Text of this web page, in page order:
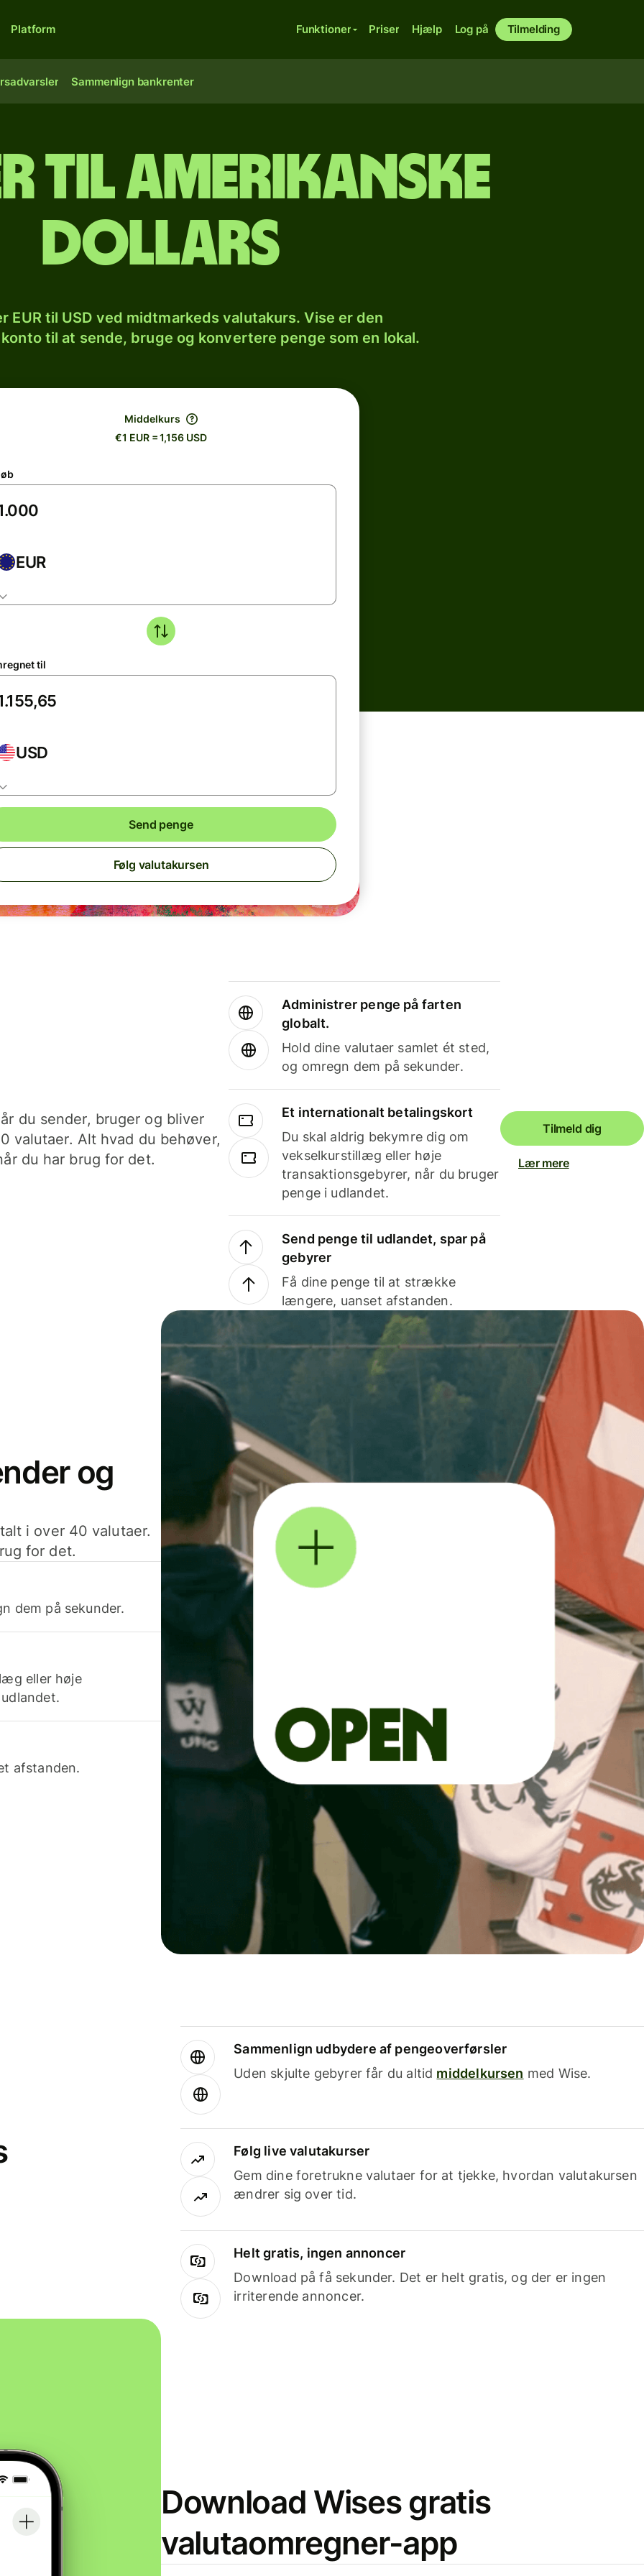
Platform Funktioner Priser Hjælp Log på Tilmelding
Sammenlign bankrenter
til amerikanske
dollars
EUR til USD ved midtmarkeds valutakurs. Vise er den
til at sende, bruge og konvertere penge som en lokal.
Middelkurs
€1 EUR = 1,156 USD
EUR
til
USD
Send penge
Følg valutakursen
du sender, bruger og bliver
valutaer. Alt hvad du behøver,
du har brug for det.
Administrer penge på farten
globalt.
Hold dine valutaer samlet ét sted,
og omregn dem på sekunder.
Et internationalt betalingskort
Du skal aldrig bekymre dig om
vekselkurstillæg eller høje
transaktionsgebyrer, når du bruger
penge i udlandet.
Send penge til udlandet, spar på
gebyrer
Få dine penge til at strække
længere, uanset afstanden.
Tilmeld dig
Lær mere
og
i over 40 valutaer.
for det.
dem på sekunder.
eller høje
afstanden.
Sammenlign udbydere af pengeoverførsler
Uden skjulte gebyrer får du altid middelkursen med Wise.
Følg live valutakurser
Gem dine foretrukne valutaer for at tjekke, hvordan valutakursen
ændrer sig over tid.
Helt gratis, ingen annoncer
Download på få sekunder. Det er helt gratis, og der er ingen
irriterende annoncer.
Download Wises gratis
valutaomregner-app